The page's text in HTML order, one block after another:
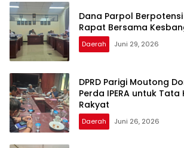
Dana Parpol Berpotensi
Rapat Bersama
Daerah Juni 29, 2026
DPRD Parigi Moutong
Perda IPERA untuk
Rakyat
Daerah Juni 26, 2026